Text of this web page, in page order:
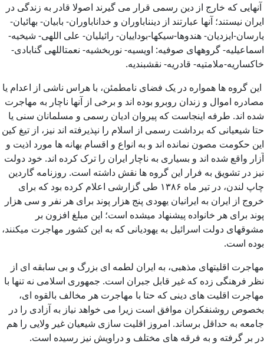
آنهایی که خارج از دین رسمی قرار می گیرند اصولا قادر به زندگی در
ایران نیستند؛ آنها عبارتند از دینناباوران و خداناباوران- بابیان- بهائیان-
یارسان-ایزدیان- هندوها-سیکها-بوداییان- رائیلیان- علی اللهی- شیخیه-
اسماعیلیه- گروههای صوفیه: اویسیه- نوربخشیه- نعمتاللهی گنابادی-
خاکساریه-ملامتیه- قادریه- نقشبندیه.
این گروه ها همواره در یک فضای نامطمئن، با هراس ناشی از اعدام یا
مصادره اموال و زندان روبرو بوده اند و برخی از آنها ناچار به مهاجرت
شده اند. طرفه اینجاست که پیروان ادیان رسمی و مسلمانان سنی یا
حتا شیعیانی که برداشت رسمی از اسلام را نپذیرفته اند نیز، از تیغ کین
این حکومت مصون نمانده اند و به انواع و اقسام بهانه ها مورد اذیت و
آزار واقع شده اند و بسیاری به ناچار ایران را ترک کرده اند. خود دولت
نیز در تشویق به فرار این گروه ها نقش داشته است. روزنامه گاردین
چاپ لندن، در تیر ماه ۱۳۸۶ طی گزارشی اعلام کرده بود که برای
خروج از ایران به ایرانیان یهودی پنج هزار پوند برای هر نفر و سی هزار
پوند برای هر خانواده پیشنهاد میشده است؛ این مبلغ افزون بر
مشوقهای دولت اسرائیل به یهودیانی که به این کشور مهاجرت میکنند،
بوده است.
مهاجرت اقلیتهای مذهبی، به ایران لطمه ای بزرگ و بی سابقه ای از
نظر فرهنگی زده که غیر قابل جبران است. جمهوری اسلامی نه تنها با
مهاجرت اقلیت های دینی که حتا با مهاجرت هر مخالف بالقوه ای،
بخصوص روشنفکران موافق است زیرا می خواهد نیاز به آزادی را در
جامعه به حداقل برساند. امروز اقلیت سازی شیعیان غیر ولایی را هم
در بر گرفته و به فرقه های مختلف و دراویش نیز رسیده است.